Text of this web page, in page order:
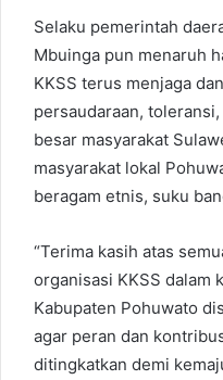
Selaku pemerintah
Mbuinga pun menaruh
KKSS terus menjaga
persaudaraan,
besar masyarakat
masyarakat lokal
beragam etnis, suku
“Terima kasih atas
organisasi KKSS dalam
Kabupaten Pohuwato
agar peran dan
ditingkatkan demi